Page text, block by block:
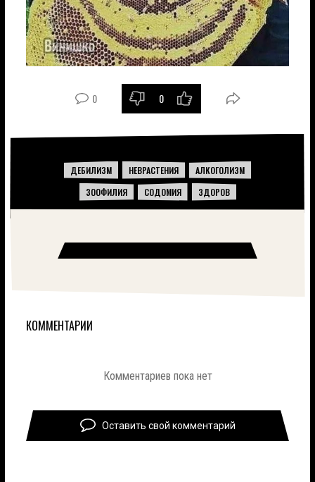
0 - 0 +
ДЕБИЛИЗМ НЕВРАСТЕНИЯ
АЛКОГОЛИЗМ
ЗООФИЛИЯ
СОДОМИЯ ЗДОРОВ
КОММЕНТАРИИ
Оставить свой комментарий
Комментариев пока нет